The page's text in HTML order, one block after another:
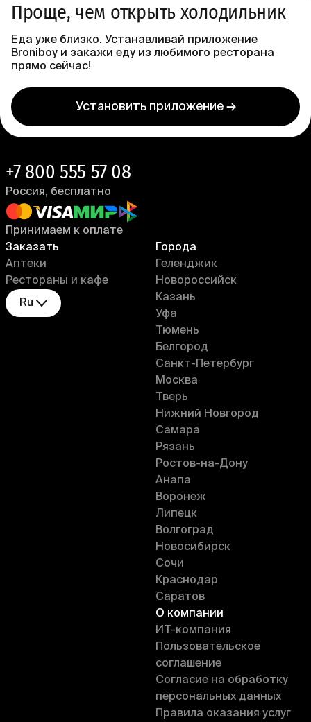
Проще, чем открыть холодильник
Еда уже близко. Устанавливай приложение
Broniboy и закажи еду из любимого ресторана
прямо сейчас!
Установить приложение →
Заказать
Аптеки
Рестораны и кафе
Ru
Города
Геленджик
Новороссийск
Казань
Уфа
Тюмень
Белгород
Санкт-Петербург
Москва
Тверь
Нижний Новгород
Самара
Рязань
Ростов-на-Дону
Анапа
Воронеж
Липецк
Волгоград
Новосибирск
Сочи
Краснодар
Саратов
О компании
ИT-компания
Пользовательское
соглашение
Согласие на обработку
персональных данных
Правила оказания услуг
+7 800 555 57 08
Россия, бесплатно
Принимаем к оплате